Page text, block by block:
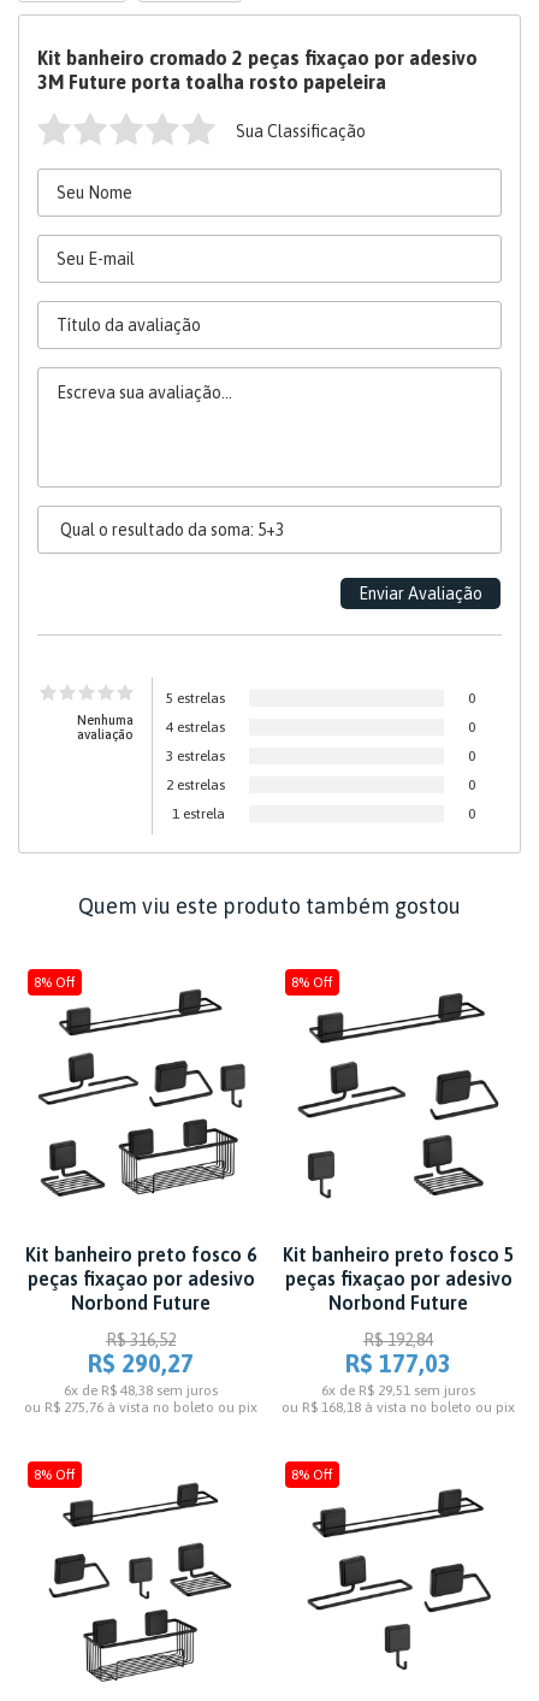
Kit banheiro cromado 2 peças fixaçao por adesivo
3M Future porta toalha rosto papeleira
Sua Classificação
Nenhuma
avaliação
5 estrelas
0
4 estrelas
0
3 estrelas
0
2 estrelas
0
1 estrela
0
Quem viu este produto também gostou
8% Off
Kit banheiro preto fosco 6
peças fixaçao por adesivo
Norbond Future
R$ 316,52
R$ 290,27
6x de R$ 48,38 sem juros
ou R$ 275,76 à vista no boleto ou pix
8% Off
Kit banheiro preto fosco 5
peças fixaçao por adesivo
Norbond Future
R$ 192,84
R$ 177,03
6x de R$ 29,51 sem juros
ou R$ 168,18 à vista no boleto ou pix
8% Off 8% Off